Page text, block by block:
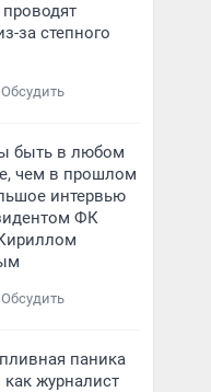
за степного
Обсудить
быть в любом
чем в прошлом
интервью
ФК
Обсудить
паника
как журналист